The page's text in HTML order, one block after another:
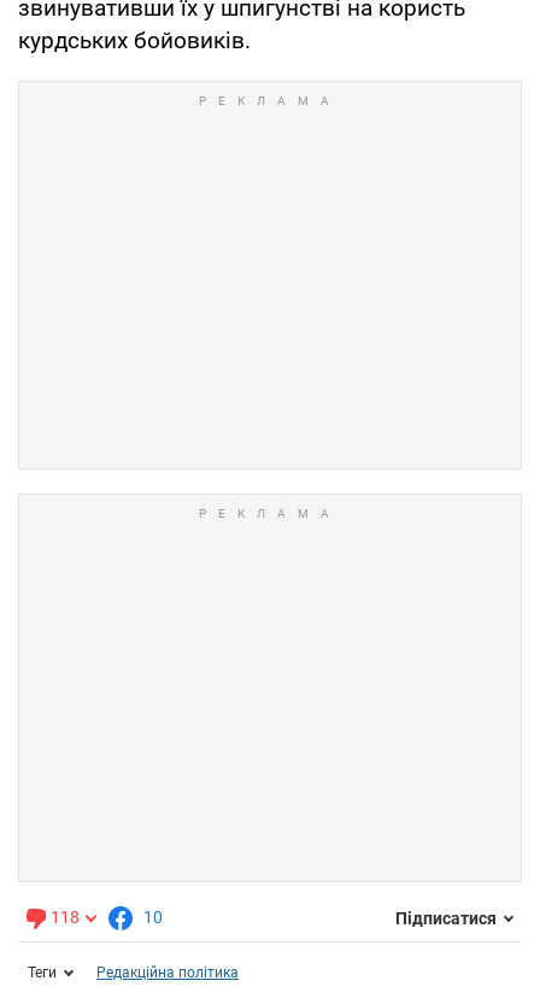
звинувативши їх у шпигунстві на користь
курдських бойовиків.
118 10 Підписатися
Теги Редакційна політика